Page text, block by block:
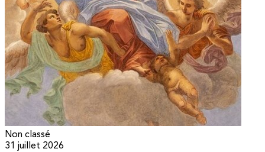
Non classé
31 juillet 2026